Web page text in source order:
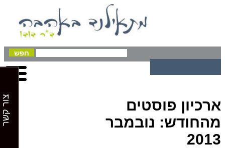
ארכיון פוסטים
מהחודש: נובמבר
2013
צור קשר